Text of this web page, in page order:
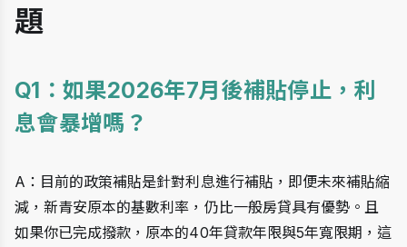
題
Q1：如果2026年7月後補貼停止，利
息會暴增嗎？
A：目前的政策補貼是針對利息進行補貼，即便未來補貼縮
減，新青安原本的基數利率，仍比一般房貸具有優勢。且
如果你已完成撥款，原本的40年貸款年限與5年寬限期，這